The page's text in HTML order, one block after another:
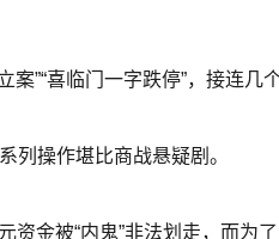
案”“喜临门一字跌停”，接连几
列操作堪比商战悬疑剧。
资金被“内鬼”非法划走，而